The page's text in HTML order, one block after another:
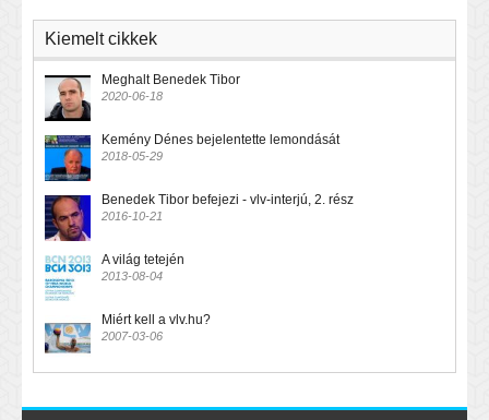
Kiemelt cikkek
Meghalt Benedek Tibor
2020-06-18
Kemény Dénes bejelentette lemondását
2018-05-29
Benedek Tibor befejezi - vlv-interjú, 2. rész
2016-10-21
A világ tetején
2013-08-04
Miért kell a vlv.hu?
2007-03-06